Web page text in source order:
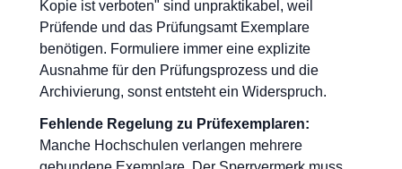
Kopie ist verboten" sind unpraktikabel, weil
Prüfende und das Prüfungsamt Exemplare
benötigen. Formuliere immer eine explizite
Ausnahme für den Prüfungsprozess und die
Archivierung, sonst entsteht ein Widerspruch.
Fehlende Regelung zu Prüfexemplaren:
Manche Hochschulen verlangen mehrere